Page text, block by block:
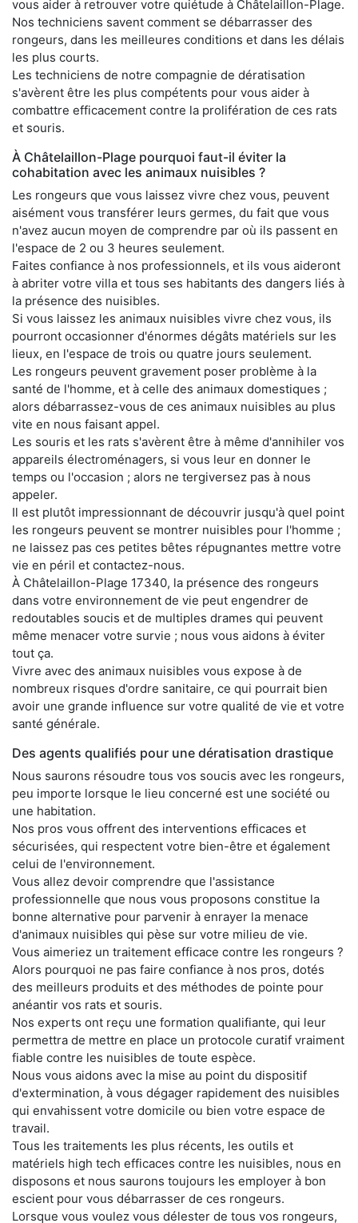
vous aider à retrouver votre quiétude à Châtelaillon-Plage.
Nos techniciens savent comment se débarrasser des
rongeurs, dans les meilleures conditions et dans les délais
les plus courts.
Les techniciens de notre compagnie de dératisation
s'avèrent être les plus compétents pour vous aider à
combattre efficacement contre la prolifération de ces rats
et souris.
À Châtelaillon-Plage pourquoi faut-il éviter la
cohabitation avec les animaux nuisibles ?
Les rongeurs que vous laissez vivre chez vous, peuvent
aisément vous transférer leurs germes, du fait que vous
n'avez aucun moyen de comprendre par où ils passent en
l'espace de 2 ou 3 heures seulement.
Faites confiance à nos professionnels, et ils vous aideront
à abriter votre villa et tous ses habitants des dangers liés à
la présence des nuisibles.
Si vous laissez les animaux nuisibles vivre chez vous, ils
pourront occasionner d'énormes dégâts matériels sur les
lieux, en l'espace de trois ou quatre jours seulement.
Les rongeurs peuvent gravement poser problème à la
santé de l'homme, et à celle des animaux domestiques ;
alors débarrassez-vous de ces animaux nuisibles au plus
vite en nous faisant appel.
Les souris et les rats s'avèrent être à même d'annihiler vos
appareils électroménagers, si vous leur en donner le
temps ou l'occasion ; alors ne tergiversez pas à nous
appeler.
Il est plutôt impressionnant de découvrir jusqu'à quel point
les rongeurs peuvent se montrer nuisibles pour l'homme ;
ne laissez pas ces petites bêtes répugnantes mettre votre
vie en péril et contactez-nous.
À Châtelaillon-Plage 17340, la présence des rongeurs
dans votre environnement de vie peut engendrer de
redoutables soucis et de multiples drames qui peuvent
même menacer votre survie ; nous vous aidons à éviter
tout ça.
Vivre avec des animaux nuisibles vous expose à de
nombreux risques d'ordre sanitaire, ce qui pourrait bien
avoir une grande influence sur votre qualité de vie et votre
santé générale.
Des agents qualifiés pour une dératisation drastique
Nous saurons résoudre tous vos soucis avec les rongeurs,
peu importe lorsque le lieu concerné est une société ou
une habitation.
Nos pros vous offrent des interventions efficaces et
sécurisées, qui respectent votre bien-être et également
celui de l'environnement.
Vous allez devoir comprendre que l'assistance
professionnelle que nous vous proposons constitue la
bonne alternative pour parvenir à enrayer la menace
d'animaux nuisibles qui pèse sur votre milieu de vie.
Vous aimeriez un traitement efficace contre les rongeurs ?
Alors pourquoi ne pas faire confiance à nos pros, dotés
des meilleurs produits et des méthodes de pointe pour
anéantir vos rats et souris.
Nos experts ont reçu une formation qualifiante, qui leur
permettra de mettre en place un protocole curatif vraiment
fiable contre les nuisibles de toute espèce.
Nous vous aidons avec la mise au point du dispositif
d'extermination, à vous dégager rapidement des nuisibles
qui envahissent votre domicile ou bien votre espace de
travail.
Tous les traitements les plus récents, les outils et
matériels high tech efficaces contre les nuisibles, nous en
disposons et nous saurons toujours les employer à bon
escient pour vous débarrasser de ces rongeurs.
Lorsque vous voulez vous délester de tous vos rongeurs,